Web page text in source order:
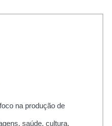
na produção de
saúde, cultura,